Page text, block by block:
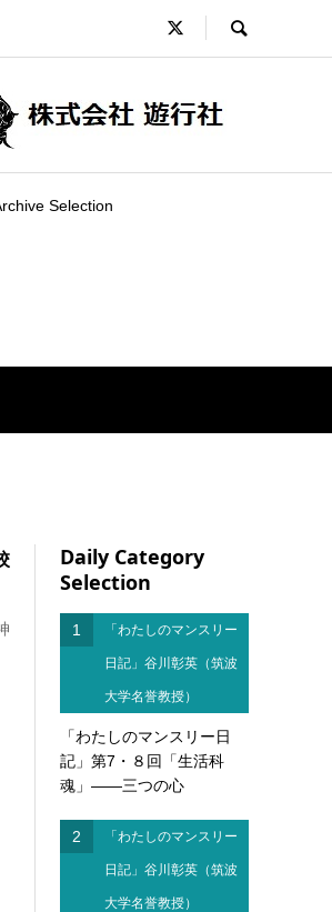
Selection
Daily Category
Selection
1 「わたしのマンスリー
日記」谷川彰英（筑波
大学名誉教授）
「わたしのマンスリー日
記」第7・８回「生活科
魂」――三つの心
2 「わたしのマンスリー
日記」谷川彰英（筑波
大学名誉教授）